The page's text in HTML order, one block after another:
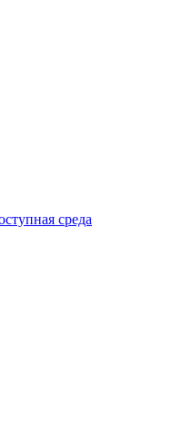
среда